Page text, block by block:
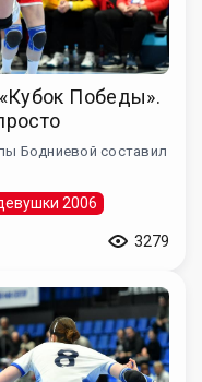
Победы».
Бодниевой составил
2006
3279